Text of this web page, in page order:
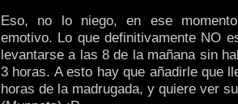
Eso, no lo niego, en ese
emotivo. Lo que definitivamente NO
levantarse a las 8 de la mañana sin
3 horas. A esto hay que añadirle que
horas de la madrugada, y quiere ver